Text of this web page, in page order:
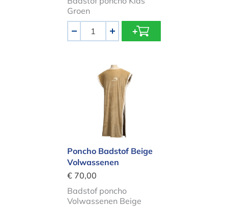
Groen
+
Poncho Badstof Beige
Poncho Badstof Beige
Volwassenen
€ 70,00
Badstof poncho
Volwassenen Beige